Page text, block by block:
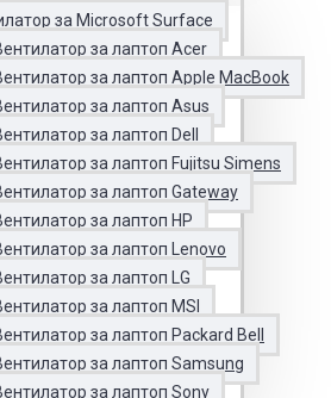
за Microsoft Surface
за лаптоп Acer
за лаптоп Apple MacBook
за лаптоп Asus
за лаптоп Dell
за лаптоп Fujitsu Simens
за лаптоп Gateway
за лаптоп HP
за лаптоп Lenovo
за лаптоп LG
за лаптоп MSI
за лаптоп Packard Bell
за лаптоп Samsung
за лаптоп Sony